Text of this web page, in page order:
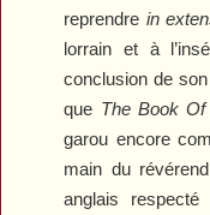
reprendre in
lorrain et à
conclusion de
que The Book Of
garou encore
main du
anglais